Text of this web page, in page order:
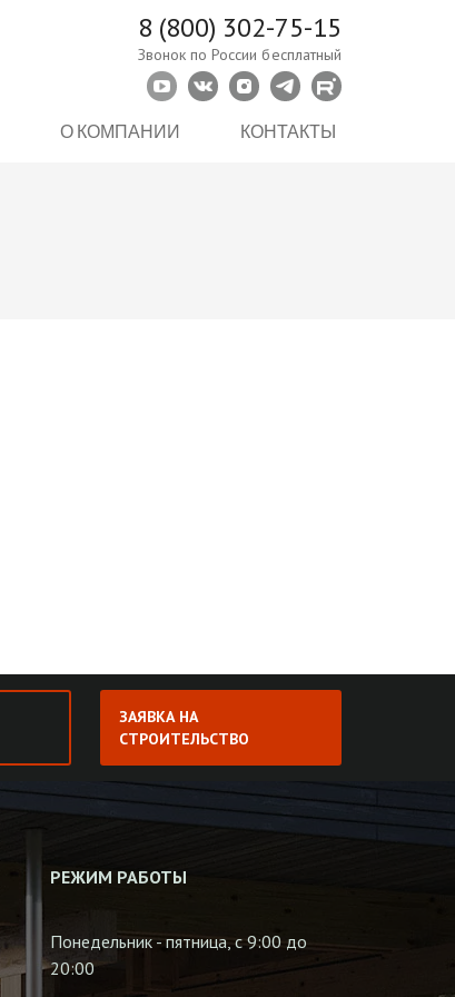
8 (800) 302-75-15
Звонок по России бесплатный
О КОМПАНИИ КОНТАКТЫ
ЗАЯВКА НА
СТРОИТЕЛЬСТВО
РЕЖИМ РАБОТЫ
Понедельник - пятница, с 9:00 до
20:00